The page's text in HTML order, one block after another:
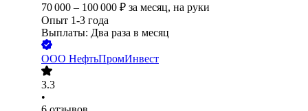
70 000 – 100 000 ₽ за месяц, на руки
Опыт 1-3 года
Выплаты: Два раза в месяц
ООО НефтьПромИнвест
3.3
•